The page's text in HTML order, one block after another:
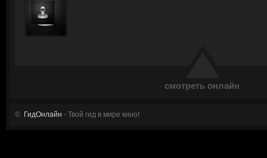
смотреть онлайн
© ГидОнлайн - Твой гид в мире кино!